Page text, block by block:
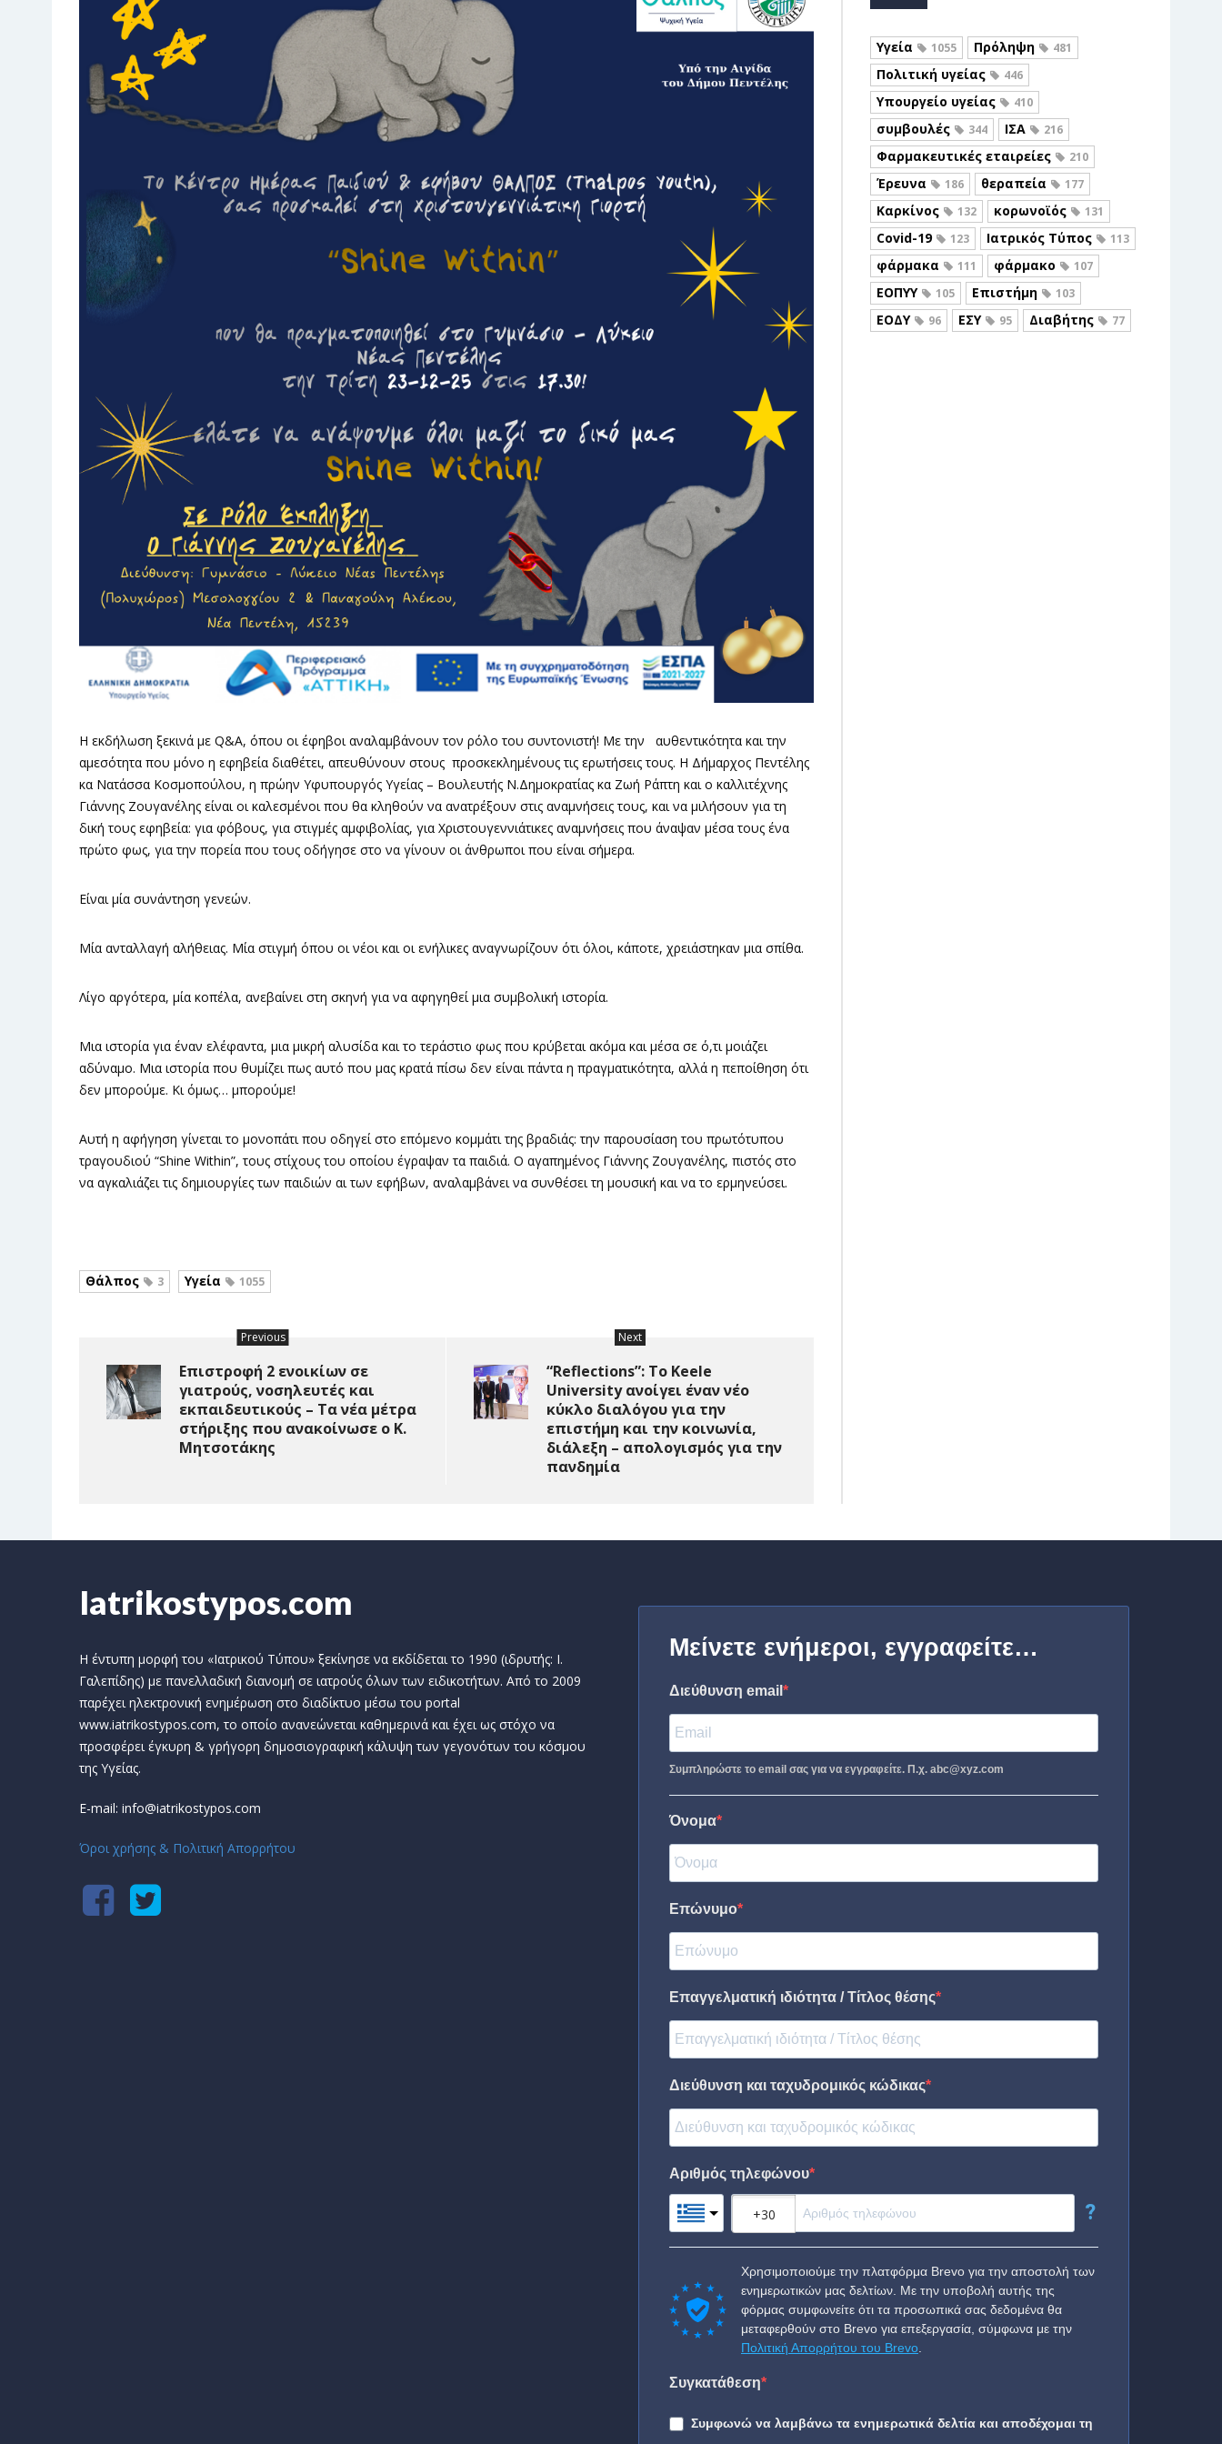
Η εκδήλωση ξεκινά με Q&A, όπου οι έφηβοι αναλαμβάνουν τον ρόλο του συντονιστή! Με την αυθεντικότητα και την
αμεσότητα που μόνο η εφηβεία διαθέτει, απευθύνουν στους προσκεκλημένους τις ερωτήσεις τους. Η Δήμαρχος Πεντέλης
κα Νατάσσα Κοσμοπούλου, η πρώην Υφυπουργός Υγείας – Βουλευτής Ν.Δημοκρατίας κα Ζωή Ράπτη και ο καλλιτέχνης
Γιάννης Ζουγανέλης είναι οι καλεσμένοι που θα κληθούν να ανατρέξουν στις αναμνήσεις τους, και να μιλήσουν για τη
δική τους εφηβεία: για φόβους, για στιγμές αμφιβολίας, για Χριστουγεννιάτικες αναμνήσεις που άναψαν μέσα τους ένα
πρώτο φως, για την πορεία που τους οδήγησε στο να γίνουν οι άνθρωποι που είναι σήμερα.
Είναι μία συνάντηση γενεών.
Μία ανταλλαγή αλήθειας. Μία στιγμή όπου οι νέοι και οι ενήλικες αναγνωρίζουν ότι όλοι, κάποτε, χρειάστηκαν μια σπίθα.
Λίγο αργότερα, μία κοπέλα, ανεβαίνει στη σκηνή για να αφηγηθεί μια συμβολική ιστορία.
Μια ιστορία για έναν ελέφαντα, μια μικρή αλυσίδα και το τεράστιο φως που κρύβεται ακόμα και μέσα σε ό,τι μοιάζει
αδύναμο. Μια ιστορία που θυμίζει πως αυτό που μας κρατά πίσω δεν είναι πάντα η πραγματικότητα, αλλά η πεποίθηση ότι
δεν μπορούμε. Κι όμως… μπορούμε!
Αυτή η αφήγηση γίνεται το μονοπάτι που οδηγεί στο επόμενο κομμάτι της βραδιάς: την παρουσίαση του πρωτότυπου
τραγουδιού “Shine Within”, τους στίχους του οποίου έγραψαν τα παιδιά. Ο αγαπημένος Γιάννης Ζουγανέλης, πιστός στο
να αγκαλιάζει τις δημιουργίες των παιδιών αι των εφήβων, αναλαμβάνει να συνθέσει τη μουσική και να το ερμηνεύσει.
Θάλπος 3 Υγεία 1055
Previous
Επιστροφή 2 ενοικίων σε
γιατρούς, νοσηλευτές και
εκπαιδευτικούς – Τα νέα μέτρα
στήριξης που ανακοίνωσε ο Κ.
Μητσοτάκης
Next
“Reflections”: Το Keele
University ανοίγει έναν νέο
κύκλο διαλόγου για την
επιστήμη και την κοινωνία,
διάλεξη – απολογισμός για την
πανδημία
Υγεία 1055 Πρόληψη 481
Πολιτική υγείας 446
Υπουργείο υγείας 410
συμβουλές 344 ΙΣΑ 216
Φαρμακευτικές εταιρείες 210
Έρευνα 186 θεραπεία 177
Καρκίνος 132 κορωνοϊός 131
Covid-19 123 Ιατρικός Τύπος 113
φάρμακα 111 φάρμακο 107
ΕΟΠΥΥ 105 Επιστήμη 103
ΕΟΔΥ 96 ΕΣΥ 95 Διαβήτης 77
Iatrikostypos.com
Η έντυπη μορφή του «Ιατρικού Τύπου» ξεκίνησε να εκδίδεται το 1990 (ιδρυτής: Ι.
Γαλεπίδης) με πανελλαδική διανομή σε ιατρούς όλων των ειδικοτήτων. Από το 2009
παρέχει ηλεκτρονική ενημέρωση στο διαδίκτυο μέσω του portal
www.iatrikostypos.com, το οποίο ανανεώνεται καθημερινά και έχει ως στόχο να
προσφέρει έγκυρη & γρήγορη δημοσιογραφική κάλυψη των γεγονότων του κόσμου
της Υγείας.
E-mail: info@iatrikostypos.com
Όροι χρήσης & Πολιτική Απορρήτου
Μείνετε ενήμεροι, εγγραφείτε…
Διεύθυνση email
Συμπληρώστε το email σας για να εγγραφείτε. Π.χ. abc@xyz.com
Όνομα
Επώνυμο
Επαγγελματική ιδιότητα / Τίτλος θέσης
Διεύθυνση και ταχυδρομικός κώδικας
Αριθμός τηλεφώνου
?
Χρησιμοποιούμε την πλατφόρμα Brevo για την αποστολή των
ενημερωτικών μας δελτίων. Με την υποβολή αυτής της
φόρμας συμφωνείτε ότι τα προσωπικά σας δεδομένα θα
μεταφερθούν στο Brevo για επεξεργασία, σύμφωνα με την
Πολιτική Απορρήτου του Brevo
Συγκατάθεση
Συμφωνώ να λαμβάνω τα ενημερωτικά δελτία και αποδέχομαι τη